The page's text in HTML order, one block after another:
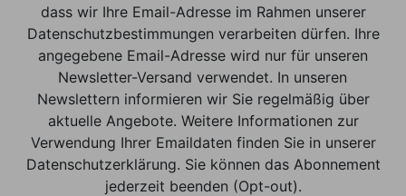
dass wir Ihre Email-Adresse im Rahmen unserer
Datenschutzbestimmungen verarbeiten dürfen. Ihre
angegebene Email-Adresse wird nur für unseren
Newsletter-Versand verwendet. In unseren
Newslettern informieren wir Sie regelmäßig über
aktuelle Angebote. Weitere Informationen zur
Verwendung Ihrer Emaildaten finden Sie in unserer
Datenschutzerklärung. Sie können das Abonnement
jederzeit beenden (Opt-out).